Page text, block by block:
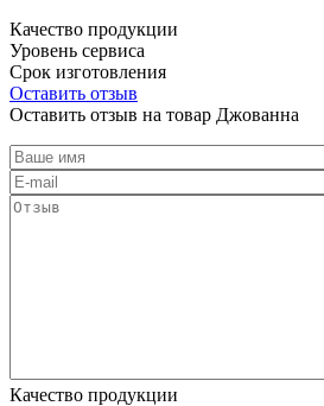
Качество продукции
Уровень сервиса
Срок изготовления
Оставить отзыв
Оставить отзыв на товар Джованна
Качество продукции